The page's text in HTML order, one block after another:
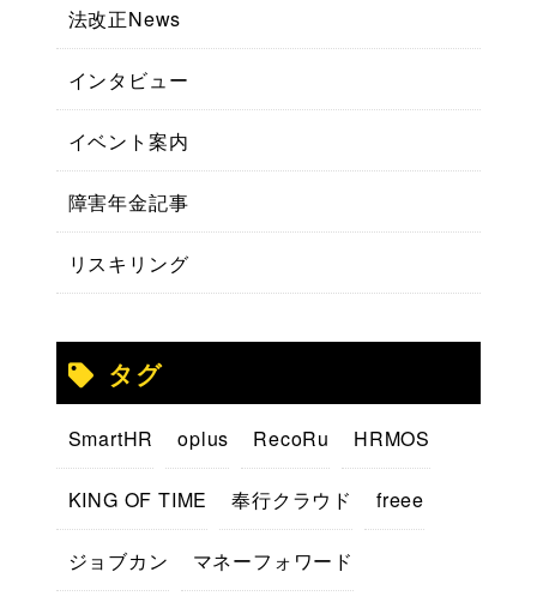
法改正News
インタビュー
イベント案内
障害年金記事
リスキリング
タグ
SmartHR oplus RecoRu HRMOS
KING OF TIME 奉行クラウド freee
ジョブカン マネーフォワード